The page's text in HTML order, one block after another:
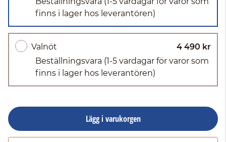
finns i lager hos leverantören)
Valnöt
4 490 kr
Beställningsvara (1-5 vardagar för varor som
finns i lager hos leverantören)
Lägg i varukorgen